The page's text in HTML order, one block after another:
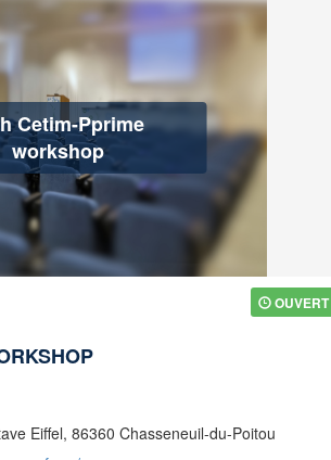
Cetim-Pprime
workshop
OUVERT
Eiffel, 86360 Chasseneuil-du-Poitou